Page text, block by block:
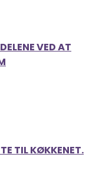
VED AT
TIL KØKKENET.